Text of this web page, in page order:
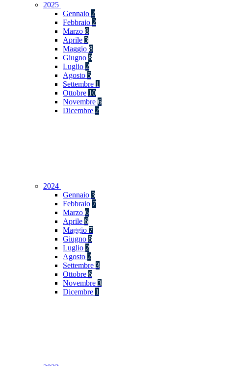
2025
Gennaio 2
Febbraio 2
Marzo 8
Aprile 3
Maggio 8
Giugno 8
Luglio 2
Agosto 5
Settembre 1
Ottobre 10
Novembre 6
Dicembre 2
2024
Gennaio 3
Febbraio 7
Marzo 6
Aprile 6
Maggio 7
Giugno 8
Luglio 2
Agosto 2
Settembre 3
Ottobre 6
Novembre 3
Dicembre 1